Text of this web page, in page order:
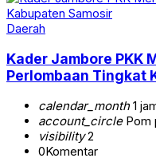
Daerah
Kader Jambore PKK
Perlombaan Tingkat
calendar_month1
account_circlePom
visibility2
0Komentar